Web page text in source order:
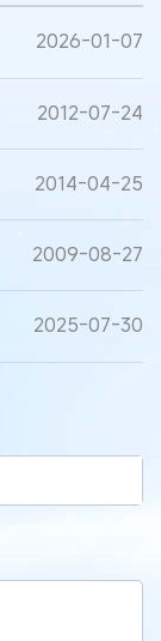
2026-01-07
2012-07-24
2014-04-25
2009-08-27
2025-07-30